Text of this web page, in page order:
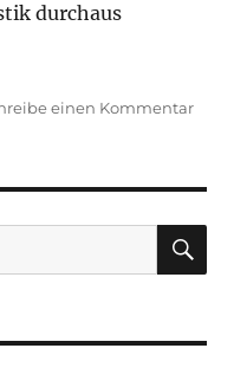
durchaus
Baum bist Du gefallen?“
einen Kommentarzu
Du